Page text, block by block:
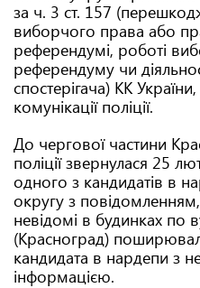
за ч. 3 ст. 157
виборчого права або
референдумі, роботі
референдуму чи
спостерігача) КК
комунікації поліції.
До чергової частини
поліції звернулася 25
одного з кандидатів в
округу з
невідомі в будинках по
(Красноград)
кандидата в нардепи з
інформацією.